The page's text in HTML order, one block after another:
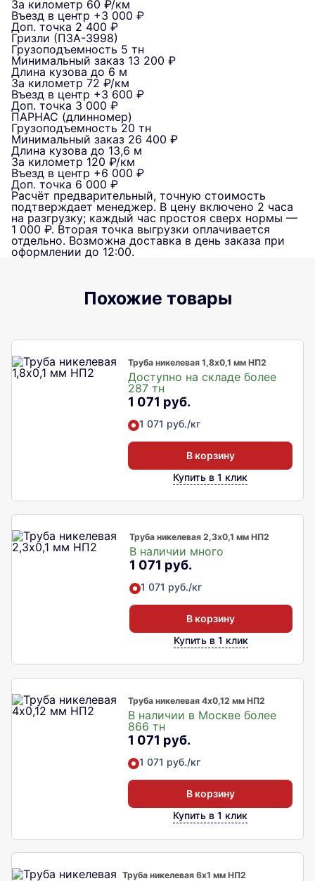
За километр 60 ₽/км
Въезд в центр +3 000 ₽
Доп. точка 2 400 ₽
Гризли (ПЗА-3998)
Грузоподъемность 5 тн
Минимальный заказ 13 200 ₽
Длина кузова до 6 м
За километр 72 ₽/км
Въезд в центр +3 600 ₽
Доп. точка 3 000 ₽
ПАРНАС (длинномер)
Грузоподъемность 20 тн
Минимальный заказ 26 400 ₽
Длина кузова до 13,6 м
За километр 120 ₽/км
Въезд в центр +6 000 ₽
Доп. точка 6 000 ₽
Расчёт предварительный, точную стоимость
подтверждает менеджер. В цену включено 2 часа
на разгрузку; каждый час простоя сверх нормы —
1 000 ₽. Вторая точка выгрузки оплачивается
отдельно. Возможна доставка в день заказа при
оформлении до 12:00.
Похожие товары
Труба никелевая 1,8х0,1 мм НП2
Доступно на складе более
287 тн
1 071 руб.
1 071 руб./кг
В корзину
Купить в 1 клик
Труба никелевая 2,3х0,1 мм НП2
В наличии много
1 071 руб.
1 071 руб./кг
В корзину
Купить в 1 клик
Труба никелевая 4х0,12 мм НП2
В наличии в Москве более
866 тн
1 071 руб.
1 071 руб./кг
В корзину
Купить в 1 клик
Труба никелевая 6х1 мм НП2